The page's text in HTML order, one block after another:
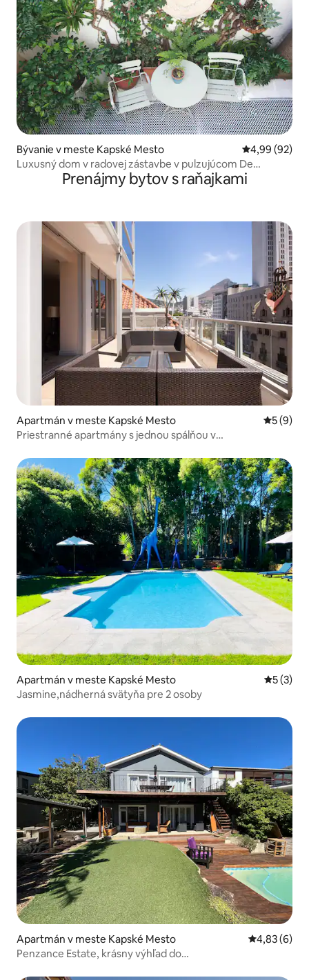
Bývanie v meste Kapské Mesto Priemerné
4,99 (92)
Luxusný dom v radovej zástavbe v pulzujúcom De
WaterkantePrenájmy bytov s raňajkami
Apartmán v meste Kapské Mesto
5 (9)
Priestranné apartmány s jednou spálňou v
Apartmán v meste Kapské Mesto
5 (3)
Jasmine,nádherná svätyňa pre 2 osoby
Apartmán v meste Kapské Mesto Priemerné
4,83 (6)
Penzance Estate, krásny výhľad do